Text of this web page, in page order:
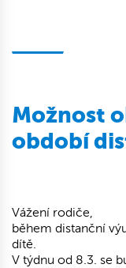
Možnost
období
Vážení rodiče,
během distanční
dítě.
V týdnu od 8.3. se